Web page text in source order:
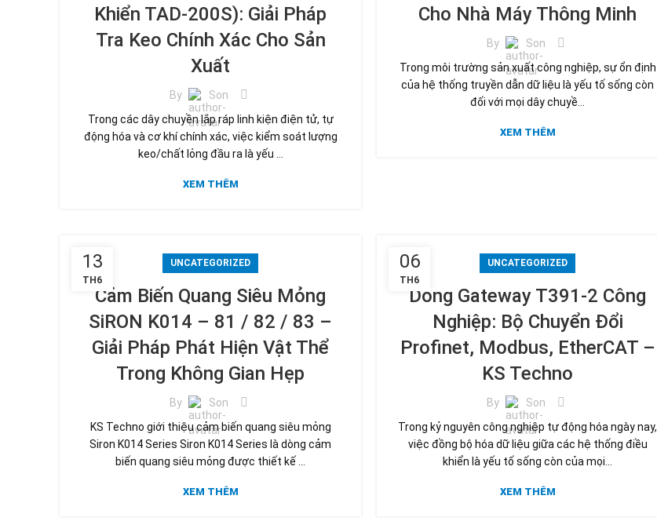
Khiển TAD-200S): Giải Pháp
Tra Keo Chính Xác Cho Sản
Xuất
By
Son
Trong các dây chuyền lắp ráp linh kiện điện tử, tự
động hóa và cơ khí chính xác, việc kiểm soát lượng
keo/chất lỏng đầu ra là yếu ...
XEM THÊM
Cho Nhà Máy Thông Minh
By
Son
Trong môi trường sản xuất công nghiệp, sự ổn định
của hệ thống truyền dẫn dữ liệu là yếu tố sống còn
đối với mọi dây chuyề...
XEM THÊM
13
TH6
UNCATEGORIZED
Cảm Biến Quang Siêu Mỏng
SiRON K014 – 81 / 82 / 83 –
Giải Pháp Phát Hiện Vật Thể
Trong Không Gian Hẹp
By
Son
KS Techno giới thiệu cảm biến quang siêu mỏng
Siron K014 Series Siron K014 Series là dòng cảm
biến quang siêu mỏng được thiết kế ...
XEM THÊM
06
TH6
UNCATEGORIZED
Dòng Gateway T391-2 Công
Nghiệp: Bộ Chuyển Đổi
Profinet, Modbus, EtherCAT –
KS Techno
By
Son
Trong kỷ nguyên công nghiệp tự động hóa ngày nay,
việc đồng bộ hóa dữ liệu giữa các hệ thống điều
khiển là yếu tố sống còn của mọi...
XEM THÊM